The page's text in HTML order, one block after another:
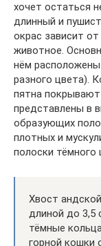
хочет остаться
длинный и
окрас зависит
животное.
нём
разного цвета).
пятна
представлены в
образующих
плотных и
полоски тёмного
Хвост
длиной до 3,5
тёмные
горной кошки